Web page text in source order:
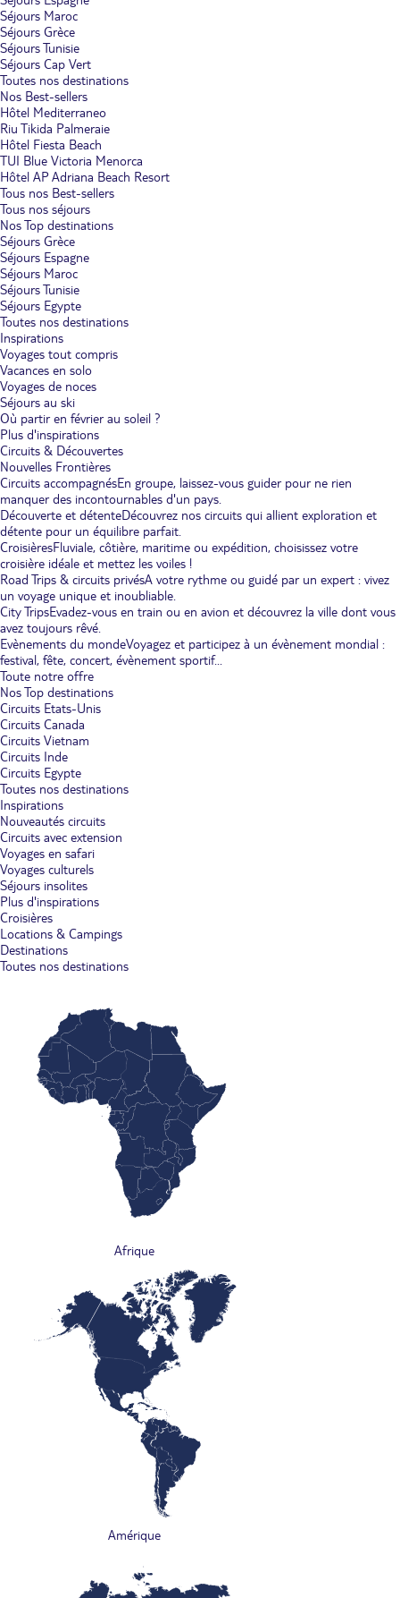
Séjours Maroc
Séjours Grèce
Séjours Tunisie
Séjours Cap Vert
Toutes nos destinations
Nos Best-sellers
Hôtel Mediterraneo
Riu Tikida Palmeraie
Hôtel Fiesta Beach
TUI Blue Victoria Menorca
Hôtel AP Adriana Beach Resort
Tous nos Best-sellers
Tous nos séjours
Nos Top destinations
Séjours Grèce
Séjours Espagne
Séjours Maroc
Séjours Tunisie
Séjours Egypte
Toutes nos destinations
Inspirations
Voyages tout compris
Vacances en solo
Voyages de noces
Séjours au ski
Où partir en février au soleil ?
Plus d'inspirations
Circuits & Découvertes
Nouvelles Frontières
Circuits accompagnésEn groupe, laissez-vous guider pour ne rien
manquer des incontournables d'un pays.
Découverte et détenteDécouvrez nos circuits qui allient exploration et
détente pour un équilibre parfait.
CroisièresFluviale, côtière, maritime ou expédition, choisissez votre
croisière idéale et mettez les voiles !
Road Trips & circuits privésA votre rythme ou guidé par un expert : vivez
un voyage unique et inoubliable.
City TripsEvadez-vous en train ou en avion et découvrez la ville dont vous
avez toujours rêvé.
Evènements du mondeVoyagez et participez à un évènement mondial :
festival, fête, concert, évènement sportif...
Toute notre offre
Nos Top destinations
Circuits Etats-Unis
Circuits Canada
Circuits Vietnam
Circuits Inde
Circuits Egypte
Toutes nos destinations
Inspirations
Nouveautés circuits
Circuits avec extension
Voyages en safari
Voyages culturels
Séjours insolites
Plus d'inspirations
Croisières
Locations & Campings
Destinations
Toutes nos destinations
Afrique
Amérique